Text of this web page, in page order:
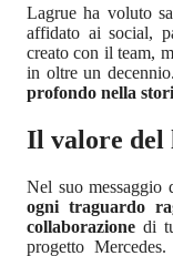
Lagrue ha voluto
affidato ai social,
creato con il team,
in oltre un decennio.
profondo nella
Il valore del
Nel suo messaggio
ogni traguardo
collaborazione di
progetto